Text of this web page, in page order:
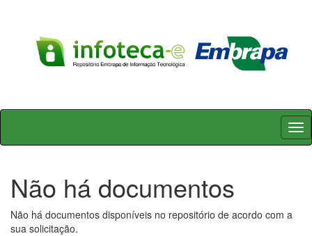
Skip
Não há documentos
Não há documentos disponíveis no repositório de acordo com a
sua solicitação.